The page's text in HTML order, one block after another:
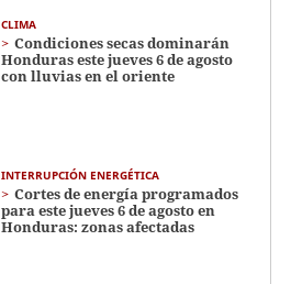
CLIMA
Condiciones secas dominarán
Honduras este jueves 6 de agosto
con lluvias en el oriente
INTERRUPCIÓN ENERGÉTICA
Cortes de energía programados
para este jueves 6 de agosto en
Honduras: zonas afectadas